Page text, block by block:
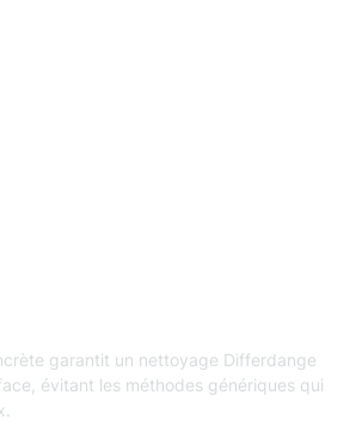
garantit un nettoyage Differdange
évitant les méthodes génériques qui